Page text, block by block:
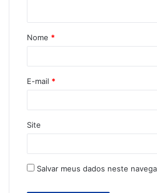
Nome *
E-mail *
Site
Salvar meus dados neste